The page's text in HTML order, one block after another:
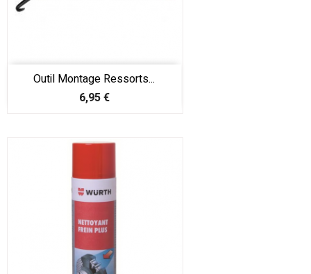
Outil Montage Ressorts...
Prix
6,95 €